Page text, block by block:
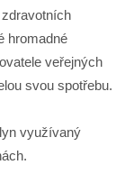
hromadné
veřejných
svou spotřebu.
využívaný